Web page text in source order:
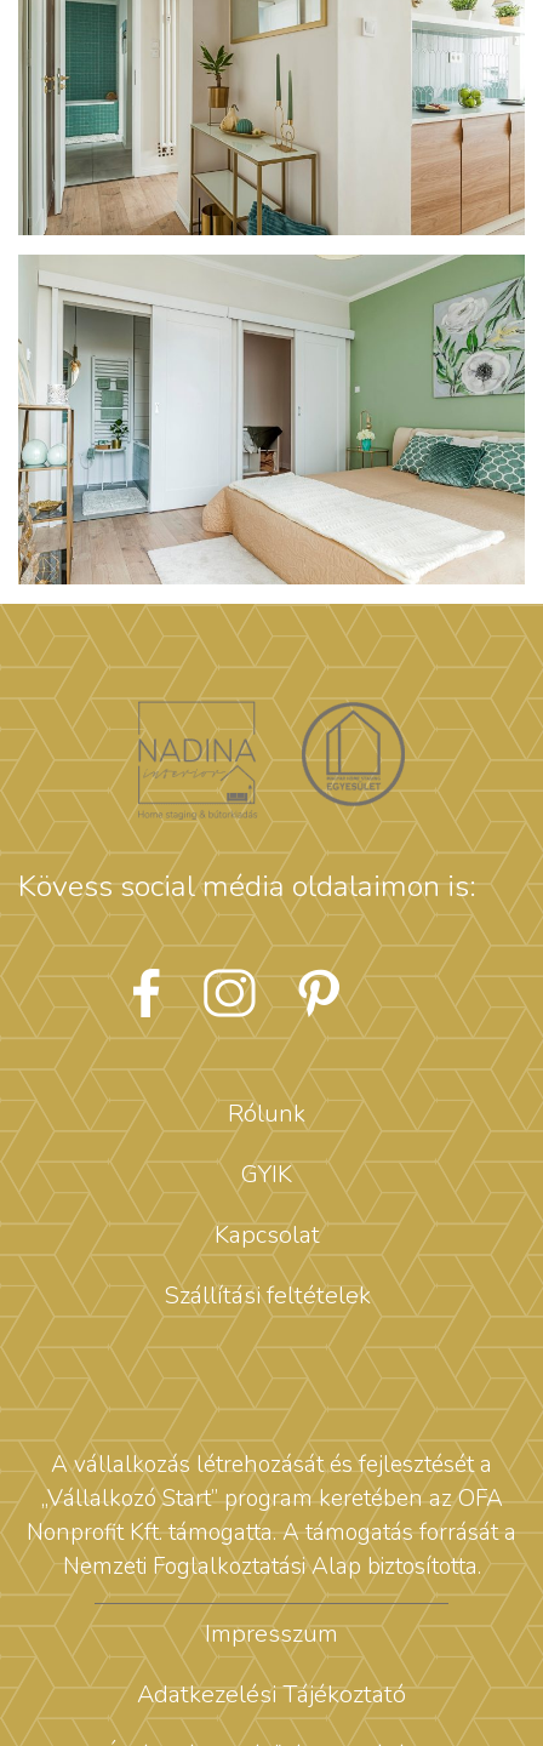
Kövess social média oldalaimon is:
Rólunk
GYIK
Kapcsolat
Szállítási feltételek
A vállalkozás létrehozását és fejlesztését a
„Vállalkozó Start” program keretében az OFA
Nonprofit Kft. támogatta. A támogatás forrását a
Nemzeti Foglalkoztatási Alap biztosította.
Impresszum
Adatkezelési Tájékoztató